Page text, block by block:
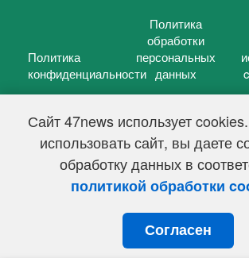
Сайт 47news использует
использовать сайт, вы даете
обработку данных в
политикой обработки
Согласен
Политика
конфиденциальности
Политика
обработки
персональных
данных
47 новостей (47 news)2005 — 2026 г.
Свидетельство о регистрации СМИ Эл № ФС 77-
Федеральной службой по надзору в сфере связи,
информационных технологий и массовых